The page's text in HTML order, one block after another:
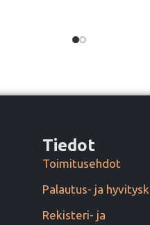
Tiedot
Toimitusehdot
Palautus- ja
Rekisteri- ja